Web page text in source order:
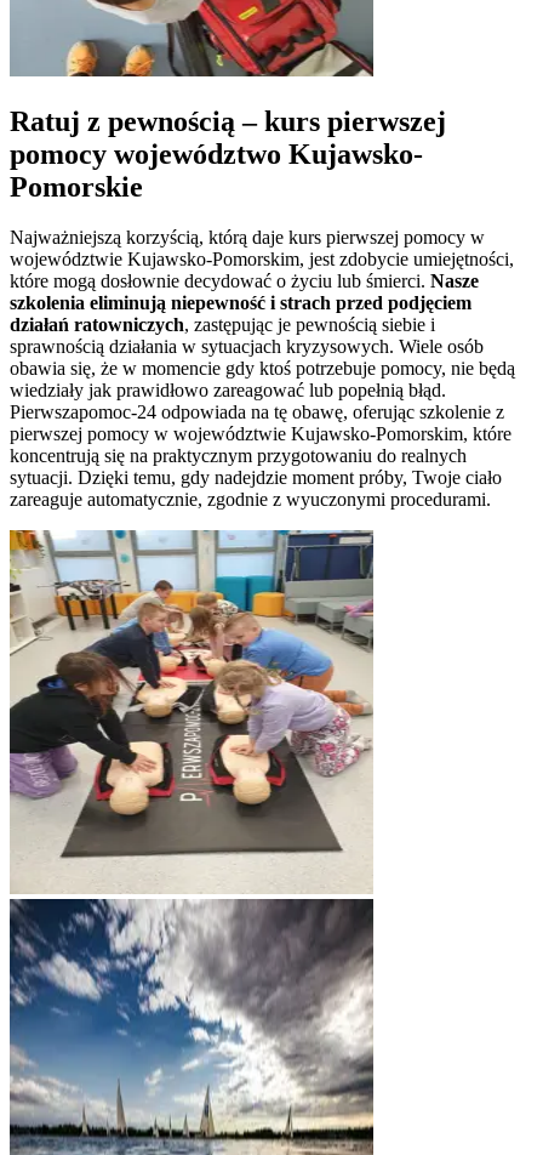
Ratuj z pewnością – kurs pierwszej
pomocy województwo Kujawsko-
Pomorskie
Najważniejszą korzyścią, którą daje kurs pierwszej pomocy w
województwie Kujawsko-Pomorskim, jest zdobycie umiejętności,
które mogą dosłownie decydować o życiu lub śmierci. Nasze
szkolenia eliminują niepewność i strach przed podjęciem
działań ratowniczych, zastępując je pewnością siebie i
sprawnością działania w sytuacjach kryzysowych. Wiele osób
obawia się, że w momencie gdy ktoś potrzebuje pomocy, nie będą
wiedziały jak prawidłowo zareagować lub popełnią błąd.
Pierwszapomoc-24 odpowiada na tę obawę, oferując szkolenie z
pierwszej pomocy w województwie Kujawsko-Pomorskim, które
koncentrują się na praktycznym przygotowaniu do realnych
sytuacji. Dzięki temu, gdy nadejdzie moment próby, Twoje ciało
zareaguje automatycznie, zgodnie z wyuczonymi procedurami.